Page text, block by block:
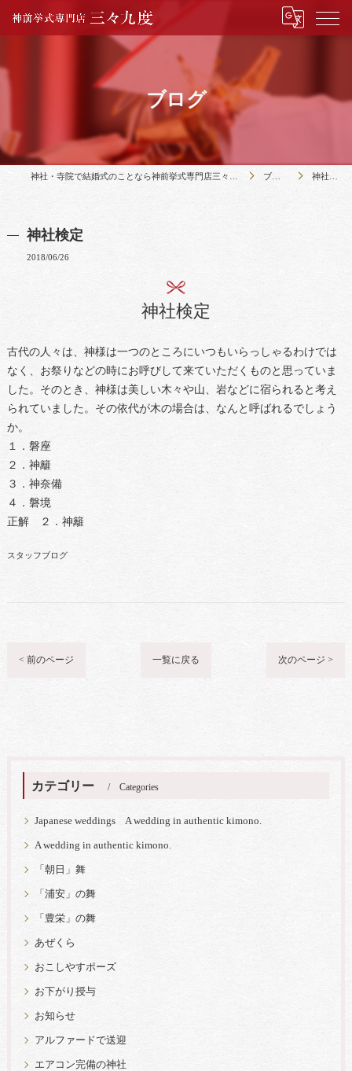
ブログ
ブログ 神社検定
神社検定
2018/06/26
神社検定
古代の人々は、神様は一つのところにいつもいらっしゃるわけでは
なく、お祭りなどの時にお呼びして来ていただくものと思っていま
した。そのとき、神様は美しい木々や山、岩などに宿られると考え
られていました。その依代が木の場合は、なんと呼ばれるでしょう
か。
１．磐座
２．神籬
３．神奈備
４．磐境
正解 ２．神籬
スタッフブログ
< 前のページ 一覧に戻る 次のページ >
カテゴリー Categories
Japanese weddings A wedding in authentic kimono.
A wedding in authentic kimono.
「朝日」舞
「浦安」の舞
「豊栄」の舞
あぜくら
おこしやすポーズ
お下がり授与
お知らせ
アルファードで送迎
エアコン完備の神社